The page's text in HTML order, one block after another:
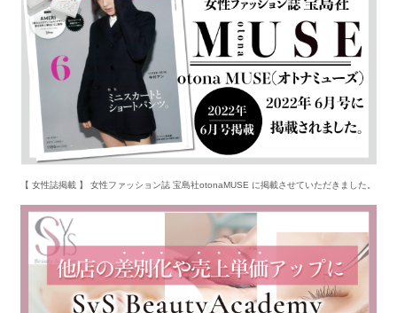
【 女性誌掲載 】 女性ファッション誌 宝島社otonaMUSE に掲載させていただきました。